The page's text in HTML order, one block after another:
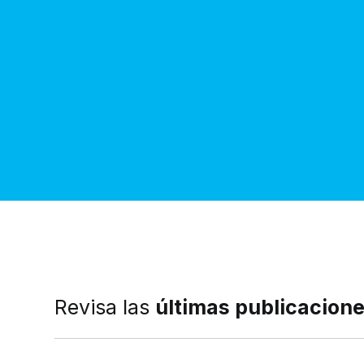
Revisa las últimas